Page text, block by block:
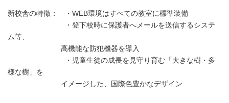
新校舎の特徴： ・WEB環境はすべての教室に標準装備
・登下校時に保護者へメールを送信するシステ
ム等、
高機能な防犯機器を導入
・児童生徒の成長を見守り育む「大きな樹・多
様な樹」を
イメージした、国際色豊かなデザイン